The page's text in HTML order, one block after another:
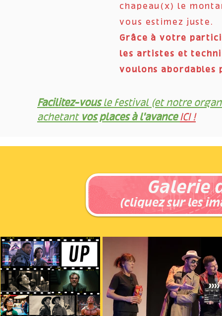
chapeau(x) le
vous estimez juste.
Grâce à votre
les artistes et
voulons abordables
Facilitez-vousle festival (et notre
achetant vos places à l'avance ICI !
Galerie
(cliquez sur les